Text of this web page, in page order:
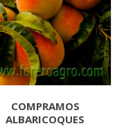
COMPRAMOS
ALBARICOQUES